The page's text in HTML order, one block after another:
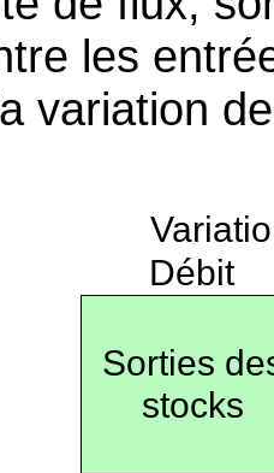
les
variation
Débit
Sorties
stocks